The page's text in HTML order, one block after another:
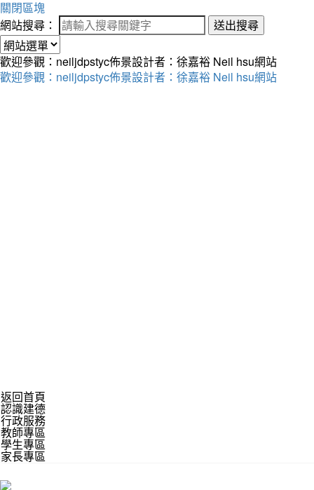
關閉區塊
網站搜尋：
送出搜尋
歡迎參觀：neiljdpstyc佈景設計者：徐嘉裕 Neil hsu網站
歡迎參觀：neiljdpstyc佈景設計者：徐嘉裕 Neil hsu網站
返回首頁
認識建德
行政服務
教師專區
學生專區
家長專區